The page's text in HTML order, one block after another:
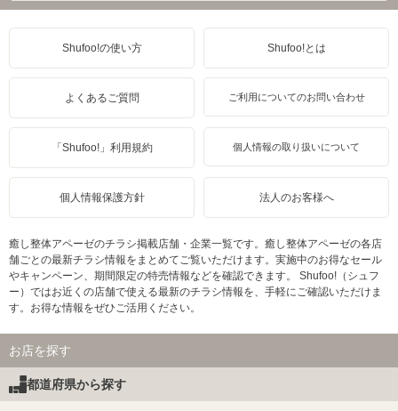
Shufoo!の使い方 Shufoo!とは
よくあるご質問 ご利用についてのお問い合わせ
「Shufoo!」利用規約 個人情報の取り扱いについて
個人情報保護方針 法人のお客様へ
癒し整体アペーゼのチラシ掲載店舗・企業一覧です。癒し整体アペーゼの各店
舗ごとの最新チラシ情報をまとめてご覧いただけます。実施中のお得なセール
やキャンペーン、期間限定の特売情報などを確認できます。 Shufoo!（シュフ
ー）ではお近くの店舗で使える最新のチラシ情報を、手軽にご確認いただけま
す。お得な情報をぜひご活用ください。
お店を探す
都道府県から探す